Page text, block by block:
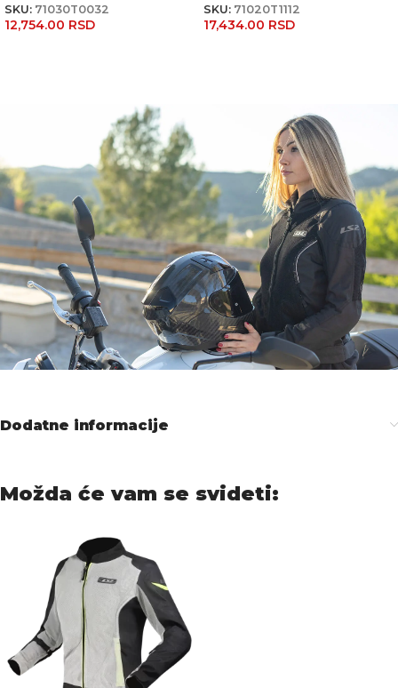
SKU: 71030T0032
12,754.00 RSD
SKU: 71020T1112
17,434.00 RSD
Dodatne informacije
Možda će vam se svideti: